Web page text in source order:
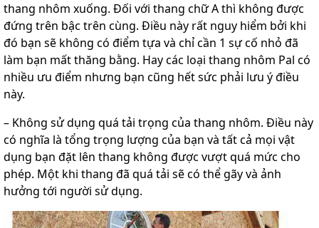
thang nhôm xuống. Đối với thang chữ A thì không được
đứng trên bậc trên cùng. Điều này rất nguy hiểm bởi khi
đó bạn sẽ không có điểm tựa và chỉ cần 1 sự cố nhỏ đã
làm bạn mất thăng bằng. Hay các loại thang nhôm Pal có
nhiều ưu điểm nhưng bạn cũng hết sức phải lưu ý điều
này.
– Không sử dụng quá tải trọng của thang nhôm. Điều này
có nghĩa là tổng trọng lượng của bạn và tất cả mọi vật
dụng bạn đặt lên thang không được vượt quá mức cho
phép. Một khi thang đã quá tải sẽ có thể gãy và ảnh
hưởng tới người sử dụng.